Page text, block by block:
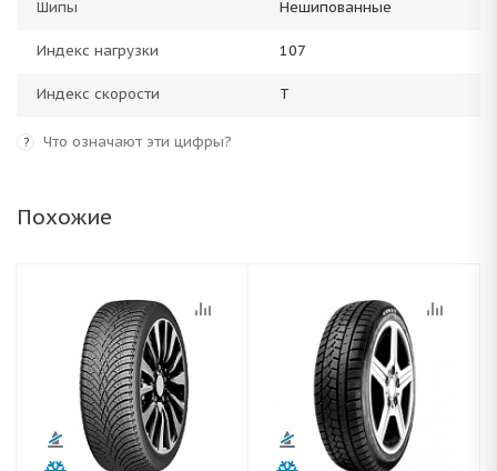
Шипы Нешипованные
Индекс нагрузки 107
Индекс скорости T
? Что означают эти цифры?
Похожие